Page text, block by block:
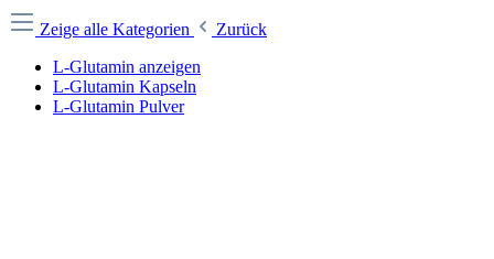
Zeige alle Kategorien
Zurück
L-Glutamin anzeigen
L-Glutamin Kapseln
L-Glutamin Pulver